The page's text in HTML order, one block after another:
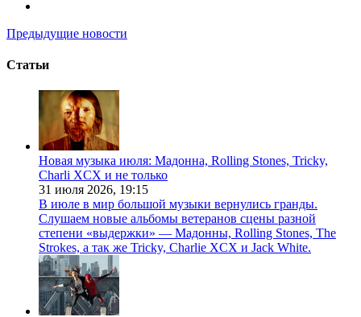
Предыдущие новости
Статьи
Новая музыка июля: Мадонна, Rolling Stones, Tricky,
Charli XCX и не только
31 июля 2026, 19:15
В июле в мир большой музыки вернулись гранды.
Слушаем новые альбомы ветеранов сцены разной
степени «выдержки» — Мадонны, Rolling Stones, The
Strokes, а так же Tricky, Charlie XCX и Jack White.